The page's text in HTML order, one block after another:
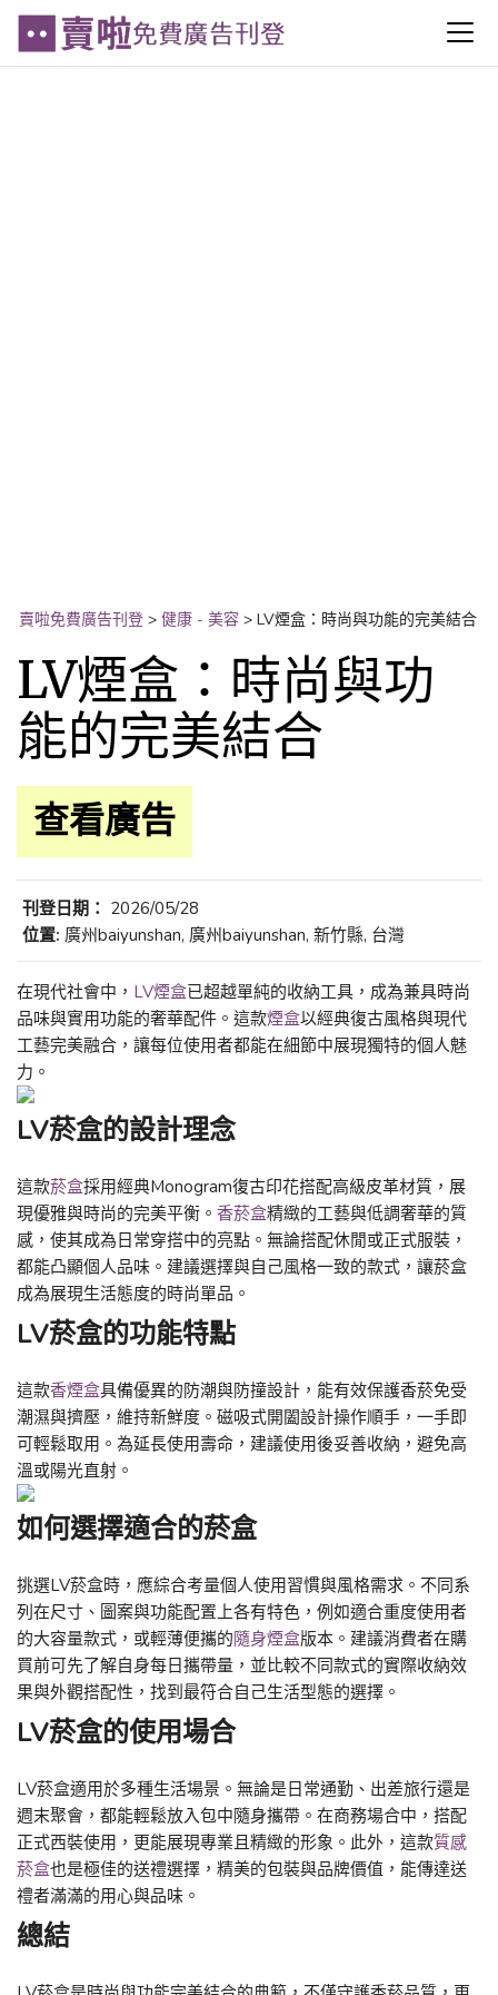
賣啦免費廣告刊登 > 健康 - 美容 > LV煙盒：時尚與功能的完美結合
LV煙盒：時尚與功
能的完美結合
查看廣告
刊登日期： 2026/05/28
位置: 廣州baiyunshan, 廣州baiyunshan, 新竹縣, 台灣
在現代社會中， LV煙盒已超越單純的收納工具，成為兼具時尚
品味與實用功能的奢華配件。這款煙盒以經典復古風格與現代
工藝完美融合，讓每位使用者都能在細節中展現獨特的個人魅
力。
LV菸盒的設計理念
這款菸盒採用經典Monogram復古印花搭配高級皮革材質，展
現優雅與時尚的完美平衡。 香菸盒精緻的工藝與低調奢華的質
感，使其成為日常穿搭中的亮點。無論搭配休閒或正式服裝，
都能凸顯個人品味。建議選擇與自己風格一致的款式，讓菸盒
成為展現生活態度的時尚單品。
LV菸盒的功能特點
這款香煙盒具備優異的防潮與防撞設計，能有效保護香菸免受
潮濕與擠壓，維持新鮮度。磁吸式開闔設計操作順手，一手即
可輕鬆取用。為延長使用壽命，建議使用後妥善收納，避免高
溫或陽光直射。
如何選擇適合的菸盒
挑選LV菸盒時，應綜合考量個人使用習慣與風格需求。不同系
列在尺寸、圖案與功能配置上各有特色，例如適合重度使用者
的大容量款式，或輕薄便攜的隨身煙盒版本。建議消費者在購
買前可先了解自身每日攜帶量，並比較不同款式的實際收納效
果與外觀搭配性，找到最符合自己生活型態的選擇。
LV菸盒的使用場合
LV菸盒適用於多種生活場景。無論是日常通勤、出差旅行還是
週末聚會，都能輕鬆放入包中隨身攜帶。在商務場合中，搭配
正式西裝使用，更能展現專業且精緻的形象。此外，這款質感
菸盒也是極佳的送禮選擇，精美的包裝與品牌價值，能傳達送
禮者滿滿的用心與品味。
總結